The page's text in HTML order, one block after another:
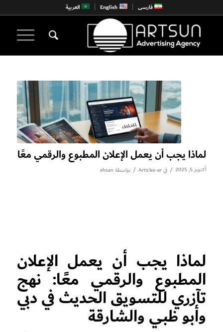
فارسی English العربية
لماذا يجب أن يعمل الإعلان المطبوع والرقمي معًا
أكتوبر 5, 2025 / فيArticles-ar
/ بواسطة ehsan
لماذا يجب أن يعمل الإعلان
المطبوع والرقمي معًا: نهج
تآزري للتسويق الحديث في دبي
وأبو ظبي والشارقة